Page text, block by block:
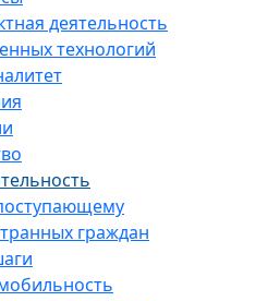
деятельность
технологий
граждан